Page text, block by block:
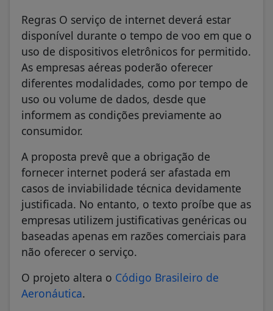
Regras O serviço de internet deverá estar
disponível durante o tempo de voo em que o
uso de dispositivos eletrônicos for permitido.
As empresas aéreas poderão oferecer
diferentes modalidades, como por tempo de
uso ou volume de dados, desde que
informem as condições previamente ao
consumidor.
A proposta prevê que a obrigação de
fornecer internet poderá ser afastada em
casos de inviabilidade técnica devidamente
justificada. No entanto, o texto proíbe que as
empresas utilizem justificativas genéricas ou
baseadas apenas em razões comerciais para
não oferecer o serviço.
O projeto altera o Código Brasileiro de
Aeronáutica.